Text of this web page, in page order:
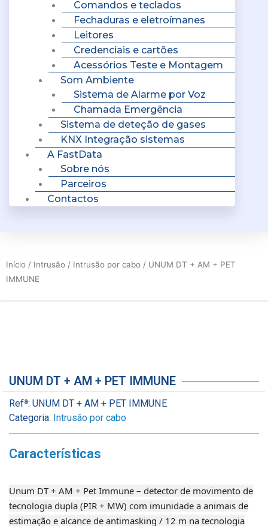
Comandos e teclados
Fechaduras e eletroímanes
Leitores
Credenciais e cartões
Acessórios Teste e Montagem
Som Ambiente
Sistema de Alarme por Voz
Chamada Emergência
Sistema de deteção de gases
KNX Integração sistemas
A FastData
Sobre nós
Parceiros
Contactos
Início / Intrusão / Intrusão por cabo / UNUM DT + AM + PET
IMMUNE
UNUM DT + AM + PET IMMUNE
Refª: UNUM DT + AM + PET IMMUNE
Categoria: Intrusão por cabo
Características
Unum DT + AM + Pet Immune – detector de movimento de
tecnologia dupla (PIR + MW) com imunidade a animais de
estimação e alcance de antimasking / 12 m na tecnologia